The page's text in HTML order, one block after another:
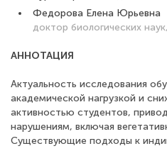
Федорова Елена Юрьевна
доктор биологических
АННОТАЦИЯ
Актуальность исследования
академической нагрузкой и
активностью студентов,
нарушениям, включая
Существующие подходы к